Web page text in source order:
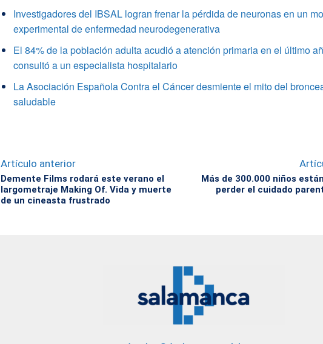
Investigadores del IBSAL logran frenar la pérdida de neuronas en un
experimental de enfermedad neurodegenerativa
El 84% de la población adulta acudió a atención primaria en el último
consultó a un especialista hospitalario
La Asociación Española Contra el Cáncer desmiente el mito del
saludable
Artículo anterior
Demente Films rodará este verano el
largometraje Making Of. Vida y muerte
de un cineasta frustrado
Más de 300.000 niños
perder el cuidado